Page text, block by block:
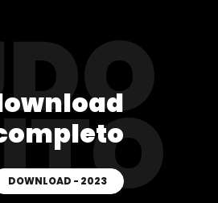
DOWNLOAD - 2023